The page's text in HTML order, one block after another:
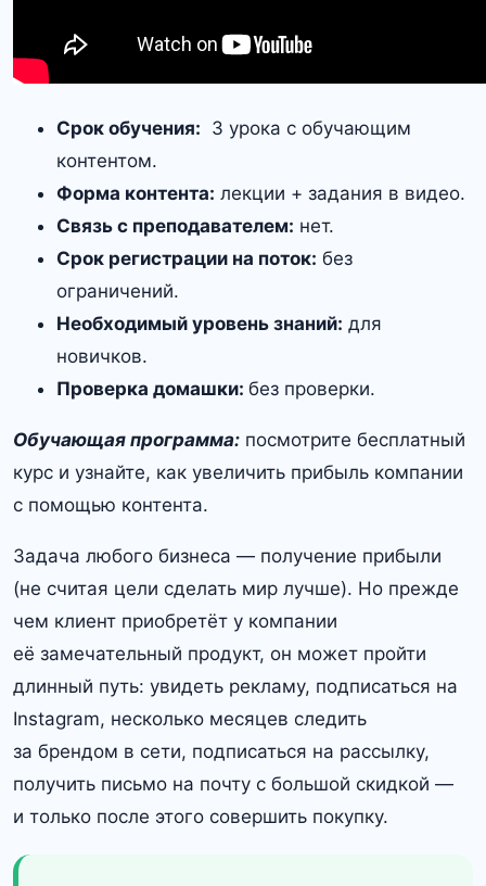
Срок обучения: 3 урока с обучающим
контентом.
Форма контента: лекции + задания в видео.
Связь с преподавателем: нет.
Срок регистрации на поток: без
ограничений.
Необходимый уровень знаний: для
новичков.
Проверка домашки: без проверки.
Обучающая программа: посмотрите бесплатный
курс и узнайте, как увеличить прибыль компании
с помощью контента.
Задача любого бизнеса — получение прибыли
(не считая цели сделать мир лучше). Но прежде
чем клиент приобретёт у компании
её замечательный продукт, он может пройти
длинный путь: увидеть рекламу, подписаться на
Instagram, несколько месяцев следить
за брендом в сети, подписаться на рассылку,
получить письмо на почту с большой скидкой —
и только после этого совершить покупку.